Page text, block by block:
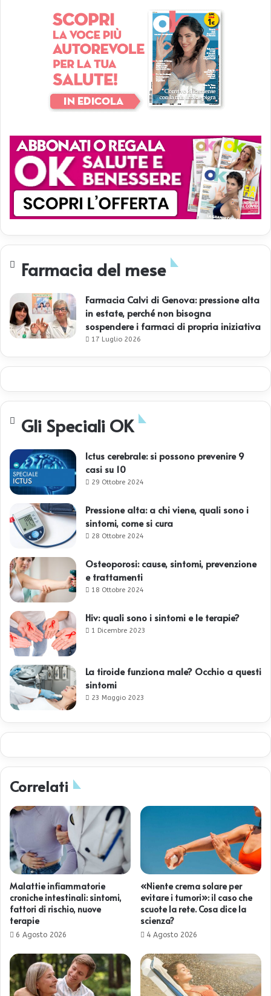
Farmacia del mese
Farmacia Calvi di Genova: pressione alta
in estate, perché non bisogna
sospendere i farmaci di propria iniziativa
17 Luglio 2026
Gli Speciali OK
Ictus cerebrale: si possono prevenire 9
casi su 10
29 Ottobre 2024
Pressione alta: a chi viene, quali sono i
sintomi, come si cura
28 Ottobre 2024
Osteoporosi: cause, sintomi, prevenzione
e trattamenti
18 Ottobre 2024
Hiv: quali sono i sintomi e le terapie?
1 Dicembre 2023
La tiroide funziona male? Occhio a questi
sintomi
23 Maggio 2023
Correlati
Malattie infiammatorie
croniche intestinali: sintomi,
fattori di rischio, nuove
terapie
6 Agosto 2026
«Niente crema solare per
evitare i tumori»: il caso che
scuote la rete. Cosa dice la
scienza?
4 Agosto 2026